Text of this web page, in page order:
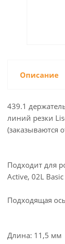
Описание
439.1
линий резки
(заказываются
Подходит для
Active, 02L Basic
Подходящая
Длина: 11,5 мм